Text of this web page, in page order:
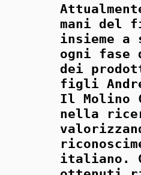
mani del
insieme a
ogni fase
dei
figli
Il Molino
nella
italiano.